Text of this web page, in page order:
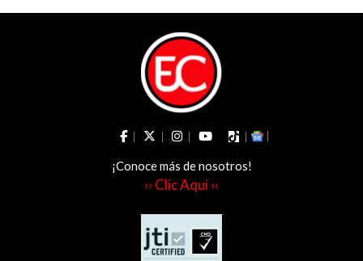
¡Conoce más de nosotros!
›› Clic Aquí ‹‹